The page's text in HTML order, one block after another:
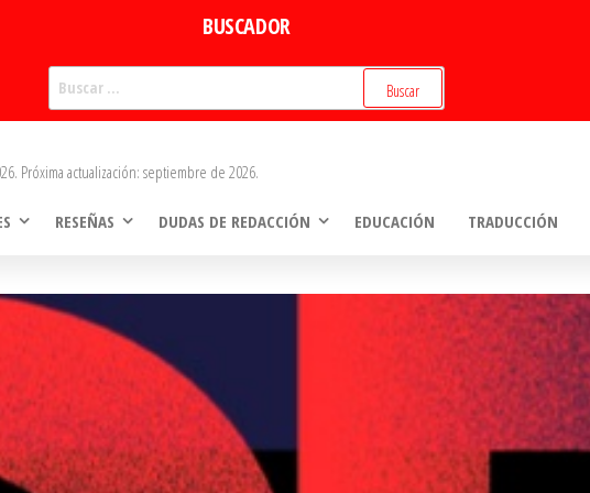
BUSCADOR
Próxima actualización: septiembre de 2026.
RESEÑAS DUDAS DE REDACCIÓN EDUCACIÓN TRADUCCIÓN